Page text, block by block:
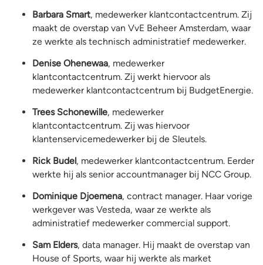
Barbara Smart, medewerker klantcontactcentrum. Zij
maakt de overstap van VvE Beheer Amsterdam, waar
ze werkte als technisch administratief medewerker.
Denise Ohenewaa, medewerker
klantcontactcentrum. Zij werkt hiervoor als
medewerker klantcontactcentrum bij BudgetEnergie.
Trees Schonewille, medewerker
klantcontactcentrum. Zij was hiervoor
klantenservicemedewerker bij de Sleutels.
Rick Budel, medewerker klantcontactcentrum. Eerder
werkte hij als senior accountmanager bij NCC Group.
Dominique Djoemena, contract manager. Haar vorige
werkgever was Vesteda, waar ze werkte als
administratief medewerker commercial support.
Sam Elders, data manager. Hij maakt de overstap van
House of Sports, waar hij werkte als market